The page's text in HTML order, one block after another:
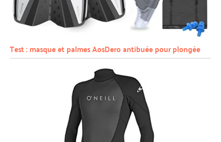
Test : masque et palmes AosDero antibuée pour plongée